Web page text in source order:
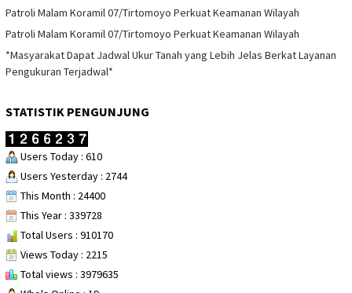
Patroli Malam Koramil 07/Tirtomoyo Perkuat Keamanan Wilayah
Patroli Malam Koramil 07/Tirtomoyo Perkuat Keamanan Wilayah
*Masyarakat Dapat Jadwal Ukur Tanah yang Lebih Jelas Berkat Layanan
Pengukuran Terjadwal*
STATISTIK PENGUNJUNG
Users Today : 610
Users Yesterday : 2744
This Month : 24400
This Year : 339728
Total Users : 910170
Views Today : 2215
Total views : 3979635